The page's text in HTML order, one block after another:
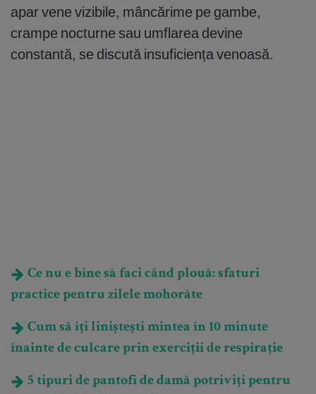
apar vene vizibile, mâncărime pe gambe,
crampe nocturne sau umflarea devine
constantă, se discută insuficiența venoasă.
Ce nu e bine să faci când plouă: sfaturi
practice pentru zilele mohorâte
Cum să îți liniștești mintea în 10 minute
înainte de culcare prin exerciții de respirație
5 tipuri de pantofi de damă potriviți pentru